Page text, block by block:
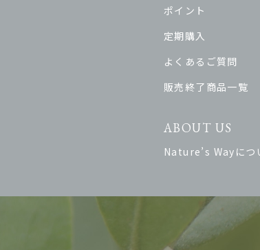
ポイント
定期購入
よくあるご質問
販売終了商品一覧
ABOUT US
Nature’s Wayにつ